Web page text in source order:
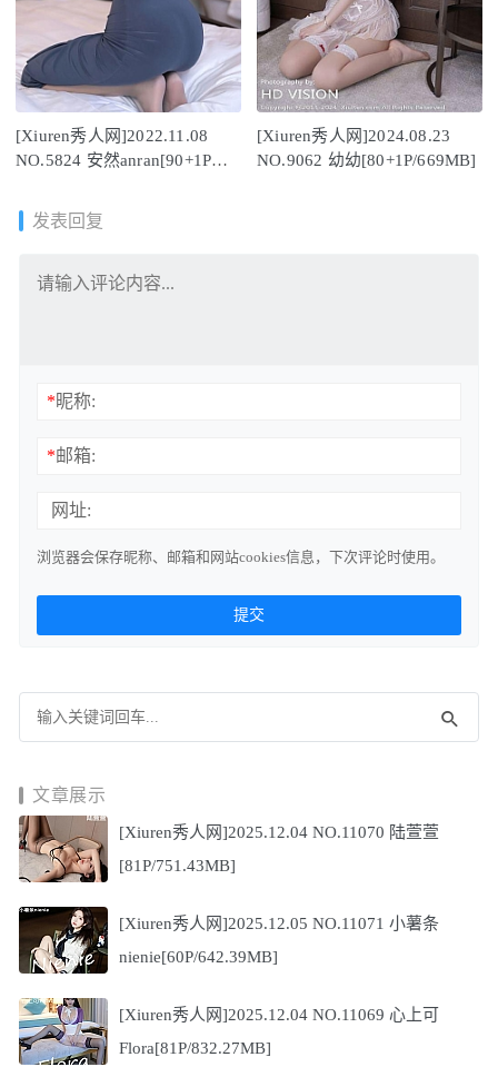
[Xiuren秀人网]2022.11.08
NO.5824 安然anran[90+1P／
[Xiuren秀人网]2024.08.23
NO.9062 幼幼[80+1P/669MB]
发表回复
*昵称:
*邮箱:
网址:
浏览器会保存昵称、邮箱和网站cookies信息，下次评论时使用。
文章展示
[Xiuren秀人网]2025.12.04 NO.11070 陆萱萱
[81P/751.43MB]
[Xiuren秀人网]2025.12.05 NO.11071 小薯条
nienie[60P/642.39MB]
[Xiuren秀人网]2025.12.04 NO.11069 心上可
Flora[81P/832.27MB]